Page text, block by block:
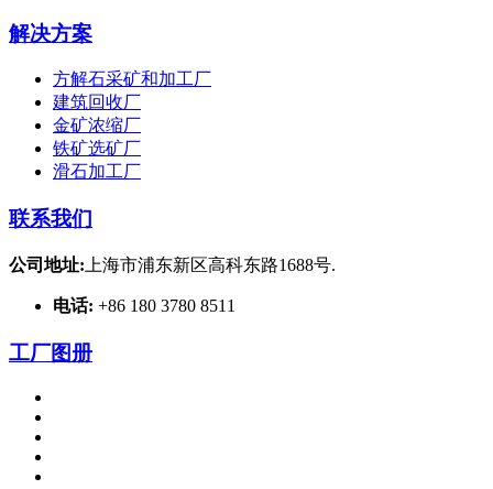
解决方案
方解石采矿和加工厂
建筑回收厂
金矿浓缩厂
铁矿选矿厂
滑石加工厂
联系我们
公司地址: 上海市浦东新区高科东路1688号.
电话: +86 180 3780 8511
工厂图册